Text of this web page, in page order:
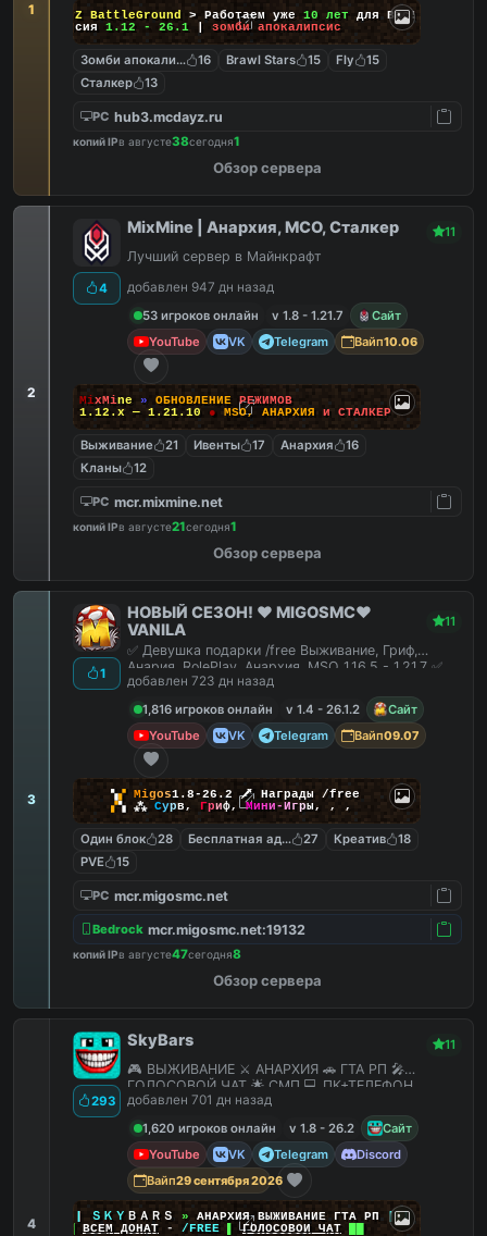
1 DayZ BattleGround > Работаем уже 10 лет для Вас!
Версия 1.12 - 26.1 | зомби апокалипсис
Зомби апокалипсис16 Brawl Stars 15 Fly
15
Сталкер
13
PC hub3.mcdayz.ru
копий IPв августе38сегодня1
Обзор сервера
2
4
MixMine | Анархия, МСО, Сталкер 11
Лучший сервер в Майнкрафт
добавлен 947 дн назад
53 игроков онлайн
v 1.8 - 1.21.7
Сайт
YouTube
VK Telegram Вайп10.06
MixMine » ОБНОВЛЕНИЕ РЕЖИМОВ
1.12.x — 1.21.10 ● MSO, АНАРХИЯ и СТАЛКЕР
Выживание 21 Ивенты 17 Анархия
16
Кланы
12
PC mcr.mixmine.net
копий IPв августе21сегодня1
Обзор сервера
3
1
НОВЫЙ СЕЗОН! ❤️ MIGOSMC❤️
VANILA
11
✅ Девушка подарки /free Выживание, Гриф,
Анария, RolePlay, Анархия, MSO 1.16.5 - 1.21.7 ✅
добавлен 723 дн назад
1,816 игроков онлайн
v 1.4 - 26.1.2
Сайт
YouTube
VK Telegram Вайп09.07
▚▞ Migos1.8-26.2🗡 Награды /free
▞▚ ⁂ Сурв, Гриф,Мини-Игры, , ,
Один блок 28 Бесплатная админка
27 Креатив
18
PVE
15
PC mcr.migosmc.net
Bedrock mcr.migosmc.net:19132
копий IPв августе47сегодня8
Обзор сервера
4
293
SkyBars 11
🎮 ВЫЖИВАНИЕ ⚔️ АНАРХИЯ 🚗 ГТА РП 🎤
ГОЛОСОВОЙ ЧАТ 🌟 СМП 💻 ПК+ТЕЛЕФОН
добавлен 701 дн назад
1,620 игроков онлайн
v 1.8 - 26.2
Сайт
YouTube
VK Telegram
Discord
Вайп29 сентября 2026
ＳＫＹ ＢＡＲＳ » АНАРХИЯ ВЫЖИВАНИЕ ГТА РП |||
ВСЕМ ДОНАТ- /FREE ▌ГОЛОСОВОЙ ЧАТ